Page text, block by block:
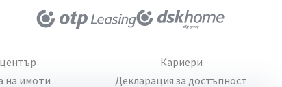
на имоти
Кариери
Декларация за достъпност